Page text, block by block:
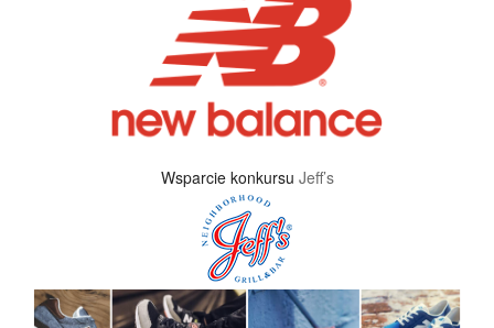
Wsparcie konkursu Jeff’s